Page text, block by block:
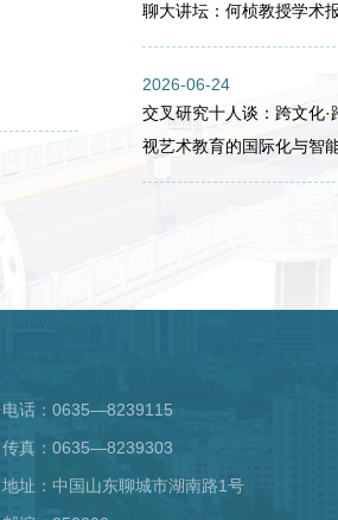
聊大讲坛：何桢教授学术
2026-06-24
交叉研究十人谈：跨文化
视艺术教育的国际化与智
电话：0635—8239115
传真：0635—8239303
地址：中国山东聊城市湖南路1号